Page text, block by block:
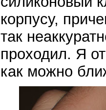
корпусу,
так
проходил. Я
как можно